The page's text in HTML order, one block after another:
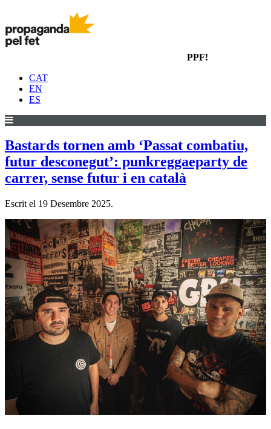
PPF!
CAT
EN
ES
Bastards tornen amb ‘Passat combatiu,
futur desconegut’: punkreggaeparty de
carrer, sense futur i en català
Escrit el 19 Desembre 2025.